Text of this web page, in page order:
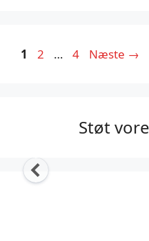
Side
1 Side
2 … Side
4 Næste →
Støt